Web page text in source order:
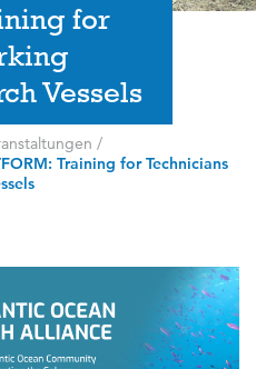
for
Vessels
/
Training for Technicians